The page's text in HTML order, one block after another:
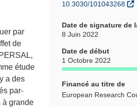
10.3030/101043268
Date de signature de
8 Juin 2022
Date de début
1 Octobre 2022
Financé au titre de
European Research
par
de
étude
a des
par-
à grande